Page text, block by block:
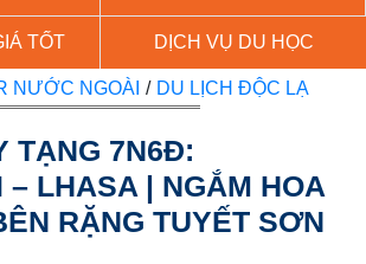
TỐT DỊCH VỤ DU HỌC
NƯỚC NGOÀI / DU LỊCH ĐỘC LẠ
TẠNG 7N6Đ:
– LHASA | NGẮM HOA
RẶNG TUYẾT SƠN